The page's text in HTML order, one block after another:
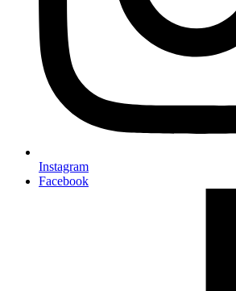
Instagram
Facebook